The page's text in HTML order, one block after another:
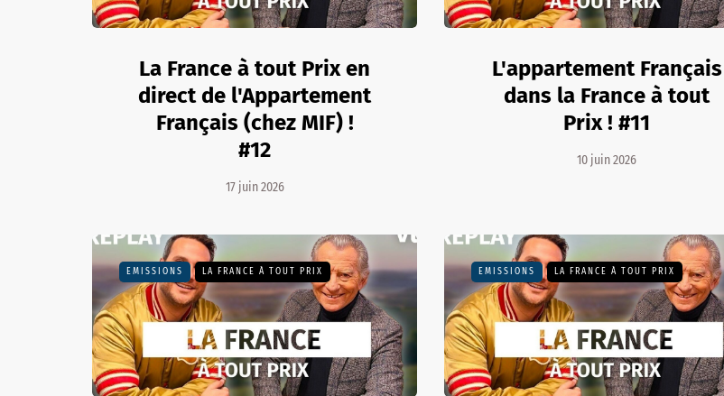
La France à tout Prix en
direct de l'Appartement
Français (chez MIF) !
#12
17 juin 2026
L'appartement Français
dans la France à tout
Prix ! #11
10 juin 2026
EMISSIONS LA FRANCE À TOUT PRIX EMISSIONS LA FRANCE À TOUT PRIX